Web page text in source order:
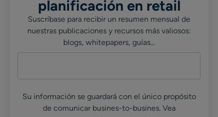
planificación en retail
Suscríbase para recibir un resumen mensual de
nuestras publicaciones y recursos más valiosos:
blogs, whitepapers, guías...
Su información se guardará con el único propósito
de comunicar busines-to-busines. Vea